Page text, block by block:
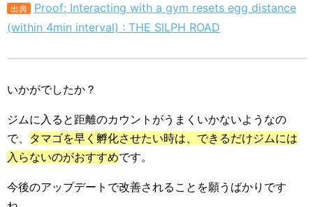
出典
Proof; Interacting with a gym resets egg distance
(within 4min interval) : THE SILPH ROAD
いかがでしたか？
ジムに入ると距離のカウントがうまくいかないようなの
で、 タマゴを早く孵化させたい時は、できるだけジムには
入らないのがおすすめです。
今後のアップデートで改善されることを願うばかりです